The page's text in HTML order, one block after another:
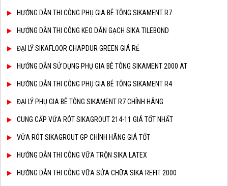
HƯỚNG DẪN THI CÔNG PHỤ GIA BÊ TÔNG SIKAMENT R7
HƯỚNG DẪN THI CÔNG KEO DÁN GẠCH SIKA TILEBOND
ĐẠI LÝ SIKAFLOOR CHAPDUR GREEN GIÁ RẺ
HƯỚNG DẪN SỬ DỤNG PHỤ GIA BÊ TÔNG SIKAMENT 2000 AT
HƯỚNG DẪN THI CÔNG PHỤ GIA BÊ TÔNG SIKAMENT R4
ĐẠI LÝ PHỤ GIA BÊ TÔNG SIKAMENT R7 CHÍNH HÃNG
CUNG CẤP VỮA RÓT SIKAGROUT 214-11 GIÁ TỐT NHẤT
VỮA RÓT SIKAGROUT GP CHÍNH HÃNG GIÁ TỐT
HƯỚNG DẪN THI CÔNG VỮA TRỘN SIKA LATEX
HƯỚNG DẪN THI CÔNG VỮA SỬA CHỮA SIKA REFIT 2000